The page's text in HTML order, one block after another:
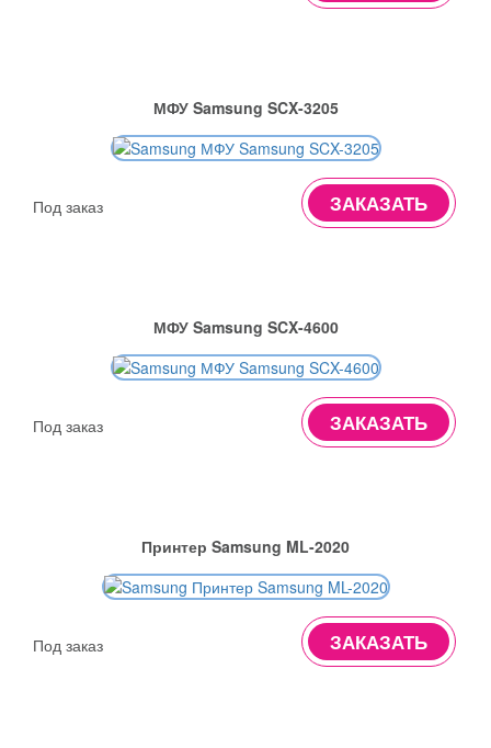
МФУ Samsung SCX-3205
Под заказ ЗАКАЗАТЬ
МФУ Samsung SCX-4600
Под заказ ЗАКАЗАТЬ
Принтер Samsung ML-2020
Под заказ ЗАКАЗАТЬ